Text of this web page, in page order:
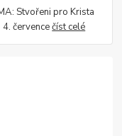
Stvořeni pro Krista
4. červencečíst celé